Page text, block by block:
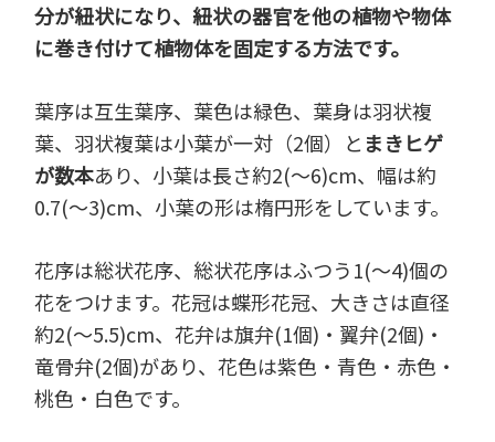
分が紐状になり、紐状の器官を他の植物や物体
に巻き付けて植物体を固定する方法です。
葉序は互生葉序、葉色は緑色、葉身は羽状複
葉、羽状複葉は小葉が一対（2個）と まきヒゲ
が数本あり、小葉は長さ約2(～6)cm、幅は約
0.7(～3)cm、小葉の形は楕円形をしています。
花序は総状花序、総状花序はふつう1(～4)個の
花をつけます。花冠は蝶形花冠、大きさは直径
約2(～5.5)cm、花弁は旗弁(1個)・翼弁(2個)・
竜骨弁(2個)があり、花色は紫色・青色・赤色・
桃色・白色です。